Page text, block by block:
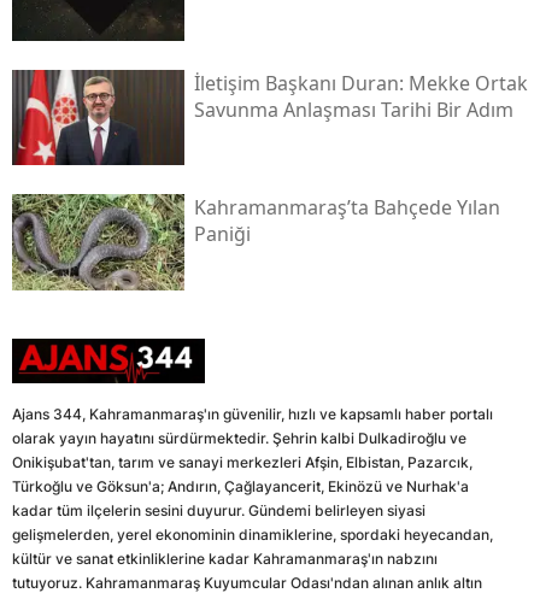
İletişim Başkanı Duran: Mekke Ortak
Savunma Anlaşması Tarihi Bir Adım
Kahramanmaraş’ta Bahçede Yılan
Paniği
Ajans 344, Kahramanmaraş'ın güvenilir, hızlı ve kapsamlı haber portalı
olarak yayın hayatını sürdürmektedir. Şehrin kalbi Dulkadiroğlu ve
Onikişubat'tan, tarım ve sanayi merkezleri Afşin, Elbistan, Pazarcık,
Türkoğlu ve Göksun'a; Andırın, Çağlayancerit, Ekinözü ve Nurhak'a
kadar tüm ilçelerin sesini duyurur. Gündemi belirleyen siyasi
gelişmelerden, yerel ekonominin dinamiklerine, spordaki heyecandan,
kültür ve sanat etkinliklerine kadar Kahramanmaraş'ın nabzını
tutuyoruz. Kahramanmaraş Kuyumcular Odası'ndan alınan anlık altın